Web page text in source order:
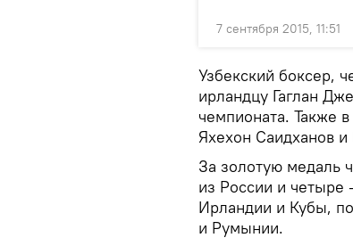
7 сентября 2015, 11:51
Узбекский боксер,
ирландцу Гаглан
чемпионата. Также
Яхехон Саидханов
За золотую медаль
из России и четыре
Ирландии и Кубы,
и Румынии.